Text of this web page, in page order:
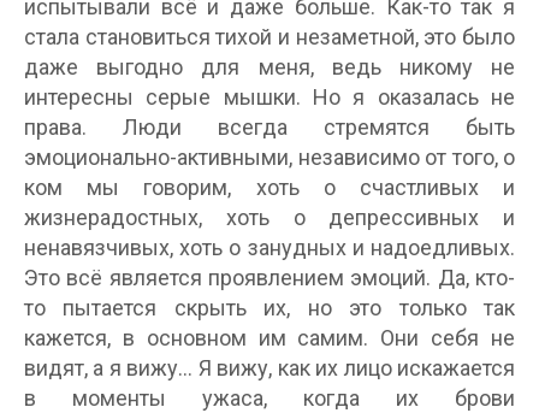
испытывали всё и даже больше. Как-то так я
стала становиться тихой и незаметной, это было
даже выгодно для меня, ведь никому не
интересны серые мышки. Но я оказалась не
права. Люди всегда стремятся быть
эмоционально-активными, независимо от того, о
ком мы говорим, хоть о счастливых и
жизнерадостных, хоть о депрессивных и
ненавязчивых, хоть о занудных и надоедливых.
Это всё является проявлением эмоций. Да, кто-
то пытается скрыть их, но это только так
кажется, в основном им самим. Они себя не
видят, а я вижу… Я вижу, как их лицо искажается
в моменты ужаса, когда их брови